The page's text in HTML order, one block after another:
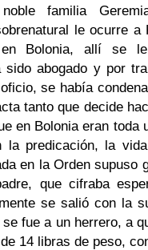
familia
le ocurre a
en Bolonia, allí se
sido abogado y por
se había
tanto que decide
en Bolonia eran toda
la predicación, la
en la Orden supuso
que cifraba
se salió con la
fue a un herrero, a
de 14 libras de peso,